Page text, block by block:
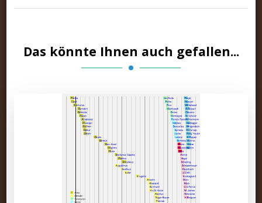
Das könnte Ihnen auch gefallen...